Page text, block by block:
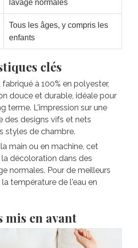
lavage normales
Tous les âges, y compris les
enfants
clés
à 100% en polyester,
douce et durable, idéale pour
terme. L'impression sur une
des designs vifs et nets
styles de chambre.
main ou en machine, cet
décoloration dans des
normales. Pour de meilleurs
température de l'eau en
mis en avant